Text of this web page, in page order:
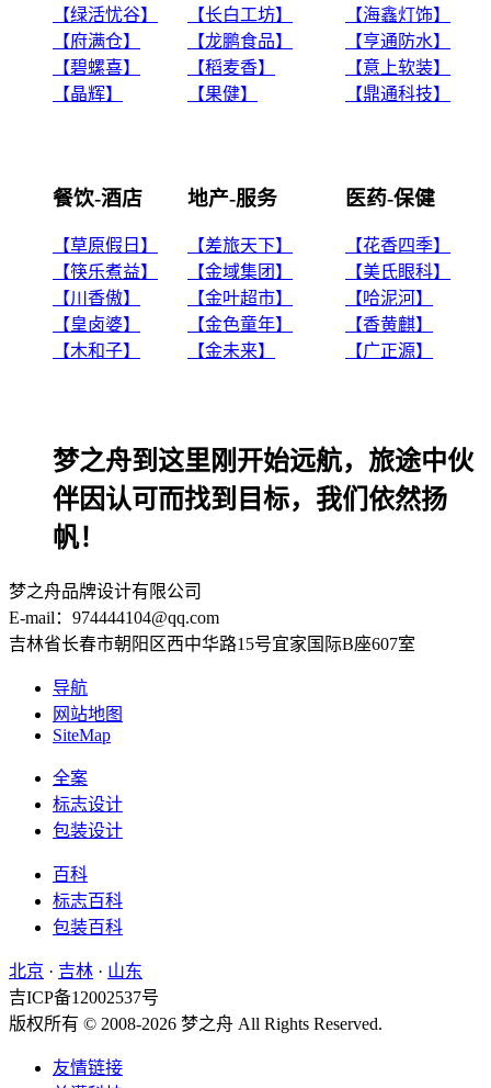
【绿活忧谷】
【府满仓】
【碧螺喜】
【晶辉】
【长白工坊】
【龙鹏食品】
【稻麦香】
【果健】
【海鑫灯饰】
【亨通防水】
【意上软装】
【鼎通科技】
餐饮-酒店
【草原假日】
【筷乐煮益】
【川香傲】
【皇卤婆】
【木和子】
地产-服务
【差旅天下】
【金域集团】
【金叶超市】
【金色童年】
【金未来】
医药-保健
【花香四季】
【美氏眼科】
【哈泥河】
【香黄麒】
【广正源】
梦之舟到这里刚开始远航，旅途中伙
伴因认可而找到目标，我们依然扬
帆！
梦之舟品牌设计有限公司
E-mail：974444104@qq.com
吉林省长春市朝阳区西中华路15号宜家国际B座607室
导航
网站地图
SiteMap
全案
标志设计
包装设计
百科
标志百科
包装百科
北京 · 吉林 · 山东
吉ICP备12002537号
版权所有 © 2008-2026 梦之舟 All Rights Reserved.
友情链接